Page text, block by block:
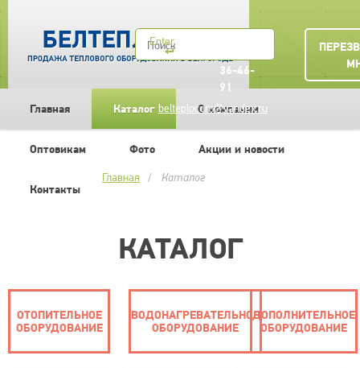
Enter
36-46-
91
belteplocom@yandex.ru
Главная Каталог О компании
Оптовикам Фото Акции и новости
Контакты
Главная Каталог
КАТАЛОГ
ОТОПИТЕЛЬНОЕ
ОБОРУДОВАНИЕ
ВОДОНАГРЕВАТЕЛЬНОЕ
ОБОРУДОВАНИЕ
ДОПОЛНИТЕЛЬНОЕ
ОБОРУДОВАНИЕ